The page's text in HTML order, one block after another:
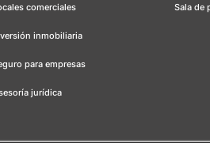
comerciales
inmobiliaria
para empresas
jurídica
Sala de